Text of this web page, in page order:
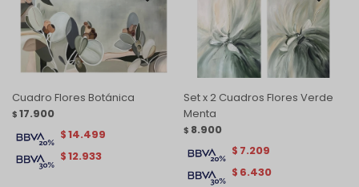
Cuadro Flores Botánica
$ 17.900
$12.933
$14.499
Set x 2 Cuadros Flores Verde
Menta
$ 8.900
$ 6.430
$ 7.209